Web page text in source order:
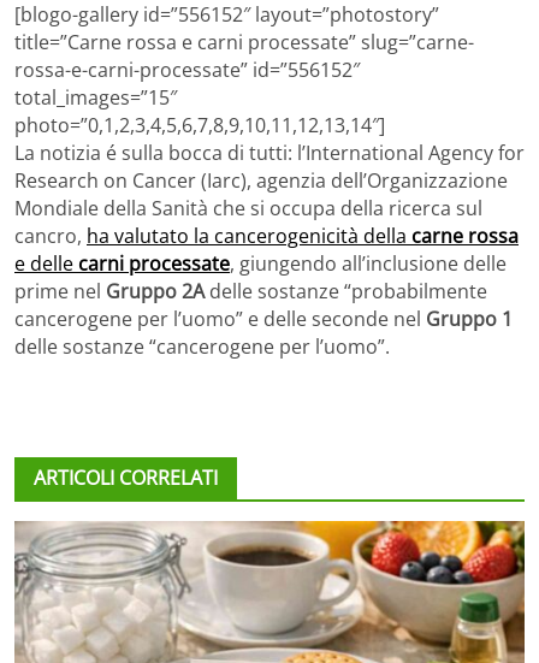
[blogo-gallery id=”556152″ layout=”photostory”
title=”Carne rossa e carni processate” slug=”carne-
rossa-e-carni-processate” id=”556152″
total_images=”15″
photo=”0,1,2,3,4,5,6,7,8,9,10,11,12,13,14″]
La notizia é sulla bocca di tutti: l’International Agency for
Research on Cancer (Iarc), agenzia dell’Organizzazione
Mondiale della Sanità che si occupa della ricerca sul
cancro, ha valutato la cancerogenicità della carne rossa
e delle carni processate, giungendo all’inclusione delle
prime nel Gruppo 2Adelle sostanze “probabilmente
cancerogene per l’uomo” e delle seconde nel Gruppo 1
delle sostanze “cancerogene per l’uomo”.
ARTICOLI CORRELATI